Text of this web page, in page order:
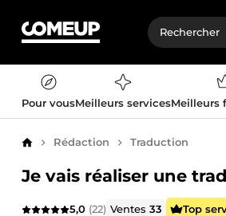
Pour vousMeilleurs servicesMeilleurs
AccueilRédaction Traduction
Je vais réaliser une
5,0 (22) Ventes33 Top